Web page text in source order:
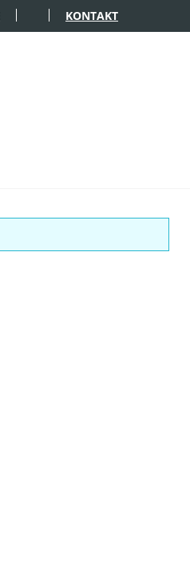
KONTAKT